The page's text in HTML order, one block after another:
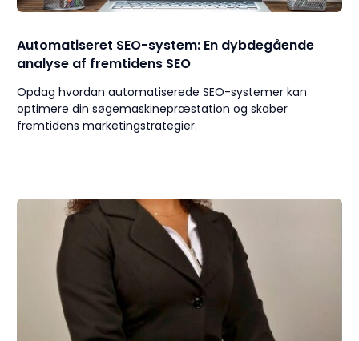
Automatiseret SEO-system: En dybdegående
analyse af fremtidens SEO
Opdag hvordan automatiserede SEO-systemer kan
optimere din søgemaskinepræstation og skaber
fremtidens marketingstrategier.